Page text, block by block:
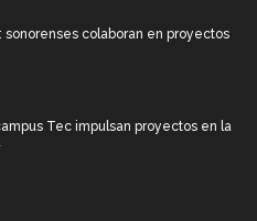
sonorenses colaboran en proyectos
Tec impulsan proyectos en la